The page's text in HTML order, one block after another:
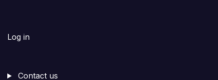
Log in
Contact us